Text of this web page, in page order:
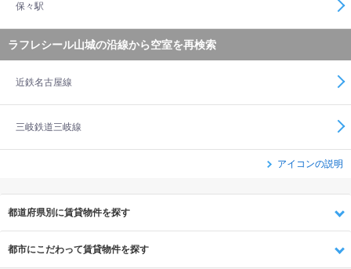
保々駅
ラフレシール山城の沿線から空室を再検索
近鉄名古屋線
三岐鉄道三岐線
アイコンの説明
都道府県別に賃貸物件を探す
都市にこだわって賃貸物件を探す